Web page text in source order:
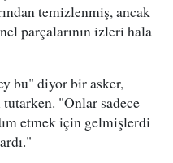
temizlenmiş, ancak
parçalarının izleri hala
bu" diyor bir asker,
tutarken. "Onlar sadece
etmek için gelmişlerdi